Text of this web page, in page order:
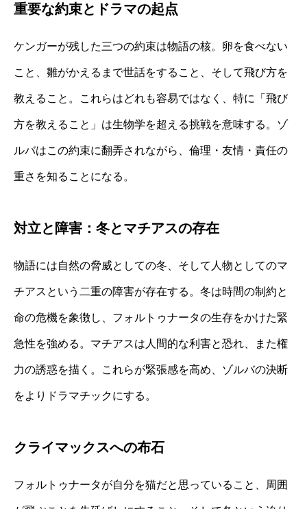
重要な約束とドラマの起点
ケンガーが残した三つの約束は物語の核。卵を食べない
こと、雛がかえるまで世話をすること、そして飛び方を
教えること。これらはどれも容易ではなく、特に「飛び
方を教えること」は生物学を超える挑戦を意味する。ゾ
ルバはこの約束に翻弄されながら、倫理・友情・責任の
重さを知ることになる。
対立と障害：冬とマチアスの存在
物語には自然の脅威としての冬、そして人物としてのマ
チアスという二重の障害が存在する。冬は時間の制約と
命の危機を象徴し、フォルトゥナータの生存をかけた緊
急性を強める。マチアスは人間的な利害と恐れ、また権
力の誘惑を描く。これらが緊張感を高め、ゾルバの決断
をよりドラマチックにする。
クライマックスへの布石
フォルトゥナータが自分を猫だと思っていること、周囲